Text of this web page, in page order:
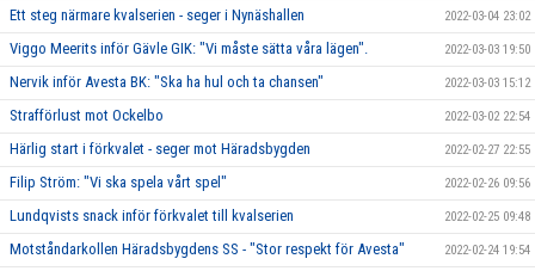
Ett steg närmare kvalserien - seger i Nynäshallen 2022-03-04 23:02
Viggo Meerits inför Gävle GIK: "Vi måste sätta våra lägen". 2022-03-03 19:50
Nervik inför Avesta BK: "Ska ha hul och ta chansen" 2022-03-03 15:12
Strafförlust mot Ockelbo 2022-03-02 22:54
Härlig start i förkvalet - seger mot Häradsbygden 2022-02-27 22:55
Filip Ström: "Vi ska spela vårt spel" 2022-02-26 09:56
Lundqvists snack inför förkvalet till kvalserien 2022-02-25 09:48
Motståndarkollen Häradsbygdens SS - "Stor respekt för Avesta" 2022-02-24 19:54